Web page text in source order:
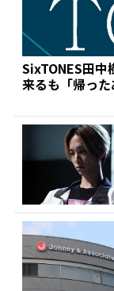
SixTONES田
来るも「帰っ